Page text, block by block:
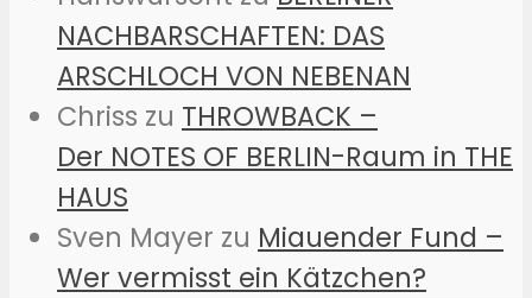
NACHBARSCHAFTEN: DAS
ARSCHLOCH VON NEBENAN
Chriss zu THROWBACK –
Der NOTES OF BERLIN-Raum in THE
HAUS
Sven Mayer zu Miauender Fund –
Wer vermisst ein Kätzchen?